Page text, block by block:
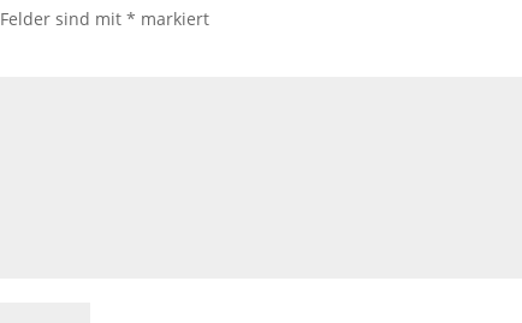
sind mit * markiert